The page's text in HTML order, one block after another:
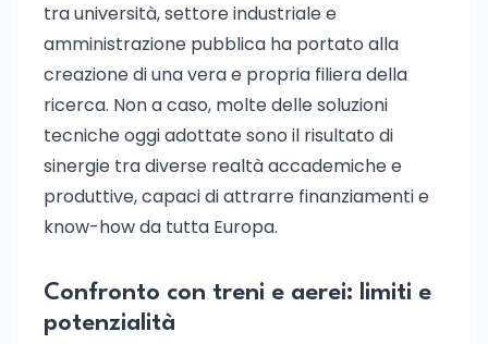
tra università, settore industriale e
amministrazione pubblica ha portato alla
creazione di una vera e propria filiera della
ricerca. Non a caso, molte delle soluzioni
tecniche oggi adottate sono il risultato di
sinergie tra diverse realtà accademiche e
produttive, capaci di attrarre finanziamenti e
know-how da tutta Europa.
Confronto con treni e aerei: limiti e
potenzialità